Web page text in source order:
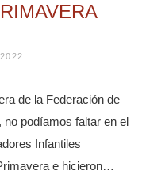
de la Federación de
podíamos faltar en el
Infantiles
e hicieron…